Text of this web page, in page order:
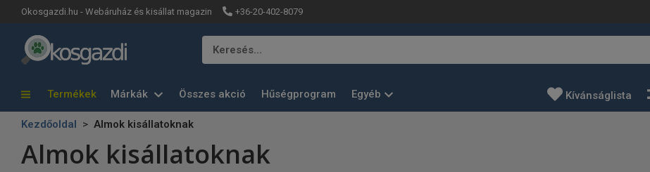
Okosgazdi.hu - Webáruház és kisállat magazin +36-20-402-8079
Keresés…
Termékek Márkák Összes akció Hűségprogram Egyéb Kívánságlista
Kezdőoldal Almok kisállatoknak
Almok kisállatoknak